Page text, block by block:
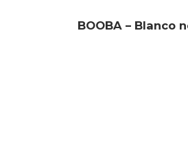
BOOBA – Blanco